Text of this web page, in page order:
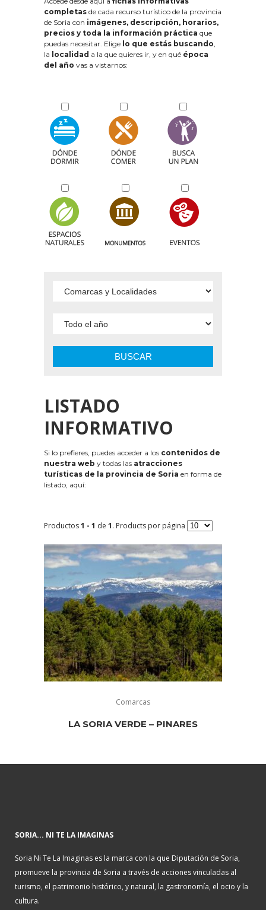
completas de cada recurso turístico de la provincia
de Soria con imágenes, descripción, horarios,
precios y toda la información práctica que
puedas necesitar. Elige lo que estás buscando,
la localidad a la que quieres ir, y en qué época
del año vas a vistarnos:
BUSCAR
LISTADO
INFORMATIVO
Si lo prefieres, puedes acceder a los contenidos de
nuestra web y todas las atracciones
turísticas de la provincia de Soria en forma de
listado, aquí:
Productos1 - 1 de 1. Products por página
Comarcas
LA SORIA VERDE – PINARES
SORIA... NI TE LA IMAGINAS
Soria Ni Te La Imaginas es la marca con la que Diputación de Soria,
promueve la provincia de Soria a través de acciones vinculadas al
turismo, el patrimonio histórico, y natural, la gastronomía, el ocio y la
cultura.